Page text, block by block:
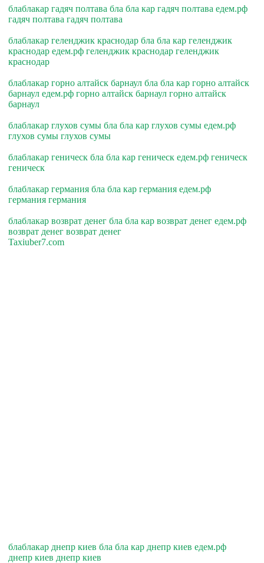
блаблакар гадяч полтава бла бла кар гадяч полтава едем.рф
гадяч полтава гадяч полтава
блаблакар геленджик краснодар бла бла кар геленджик
краснодар едем.рф геленджик краснодар геленджик
краснодар
блаблакар горно алтайск барнаул бла бла кар горно алтайск
барнаул едем.рф горно алтайск барнаул горно алтайск
барнаул
блаблакар глухов сумы бла бла кар глухов сумы едем.рф
глухов сумы глухов сумы
блаблакар геническ бла бла кар геническ едем.рф геническ
геническ
блаблакар германия бла бла кар германия едем.рф
германия германия
блаблакар возврат денег бла бла кар возврат денег едем.рф
возврат денег возврат денег
Taxiuber7.com
блаблакар днепр киев бла бла кар днепр киев едем.рф
днепр киев днепр киев